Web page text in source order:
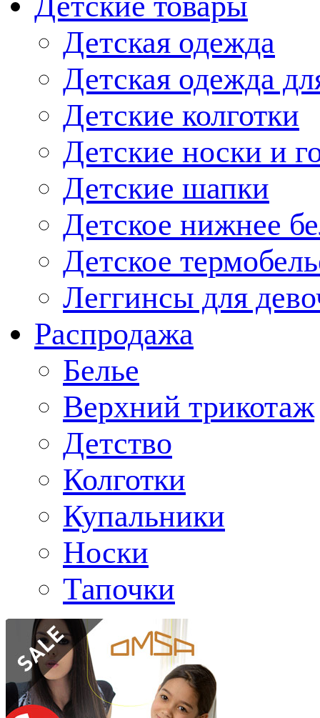
Детская одежда
Детская одежда
Детские колготки
Детские носки и
Детские шапки
Детское нижнее
Детское
Леггинсы для
Распродажа
Белье
Верхний трикотаж
Детство
Колготки
Купальники
Носки
Тапочки